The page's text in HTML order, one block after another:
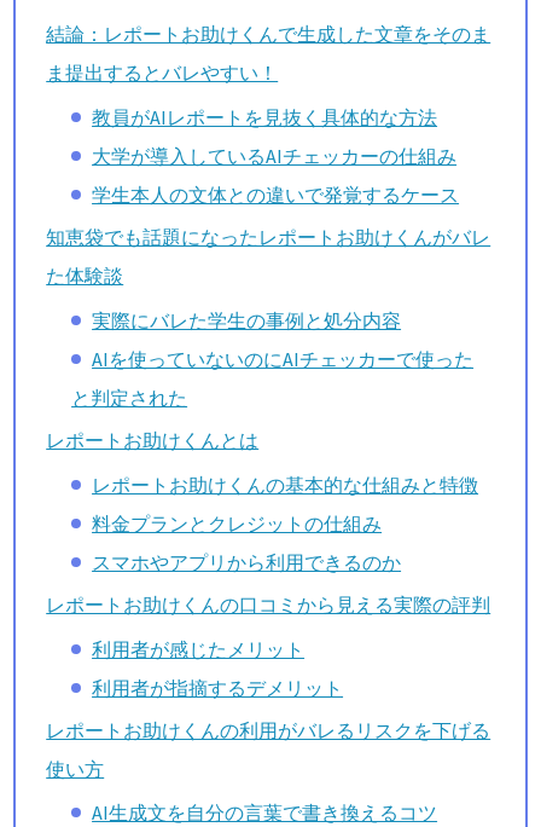
結論：レポートお助けくんで生成した文章をそのま
ま提出するとバレやすい！
教員がAIレポートを見抜く具体的な方法
大学が導入しているAIチェッカーの仕組み
学生本人の文体との違いで発覚するケース
知恵袋でも話題になったレポートお助けくんがバレ
た体験談
実際にバレた学生の事例と処分内容
AIを使っていないのにAIチェッカーで使った
と判定された
レポートお助けくんとは
レポートお助けくんの基本的な仕組みと特徴
料金プランとクレジットの仕組み
スマホやアプリから利用できるのか
レポートお助けくんの口コミから見える実際の評判
利用者が感じたメリット
利用者が指摘するデメリット
レポートお助けくんの利用がバレるリスクを下げる
使い方
AI生成文を自分の言葉で書き換えるコツ